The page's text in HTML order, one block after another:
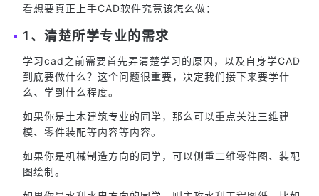
看想要真正上手CAD软件究竟该怎么做：
1、清楚所学专业的需求
学习cad之前需要首先弄清楚学习的原因，以及自身学CAD
到底要做什么？这个问题很重要，决定我们接下来要学什
么、学到什么程度。
如果你是土木建筑专业的同学，那么可以重点关注三维建
模、零件装配等内容等内容。
如果你是机械制造方向的同学，可以侧重二维零件图、装配
图绘制。